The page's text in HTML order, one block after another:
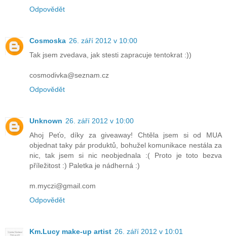
Odpovědět
Cosmoska 26. září 2012 v 10:00
Tak jsem zvedava, jak stesti zapracuje tentokrat :))
cosmodivka@seznam.cz
Odpovědět
Unknown 26. září 2012 v 10:00
Ahoj Peťo, díky za giveaway! Chtěla jsem si od MUA
objednat taky pár produktů, bohužel komunikace nestála za
nic, tak jsem si nic neobjednala :( Proto je toto bezva
příležitost :) Paletka je nádherná :)
m.myczi@gmail.com
Odpovědět
Km.Lucy make-up artist 26. září 2012 v 10:01